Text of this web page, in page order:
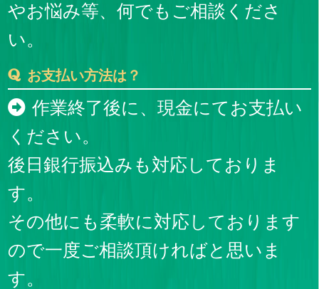
やお悩み等、何でもご相談くださ
い。
お支払い方法は？
作業終了後に、現金にてお支払い
ください。
後日銀行振込みも対応しておりま
す。
その他にも柔軟に対応しております
ので一度ご相談頂ければと思いま
す。